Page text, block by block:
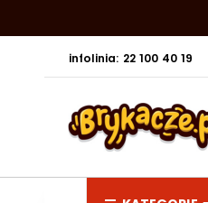
infolinia: 22 100 40 19